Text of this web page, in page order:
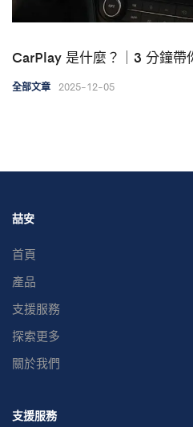
CarPlay 是什麼？｜3 分鐘帶
全部文章 2025-12-05
喆安
首頁
產品
支援服務
探索更多
關於我們
支援服務